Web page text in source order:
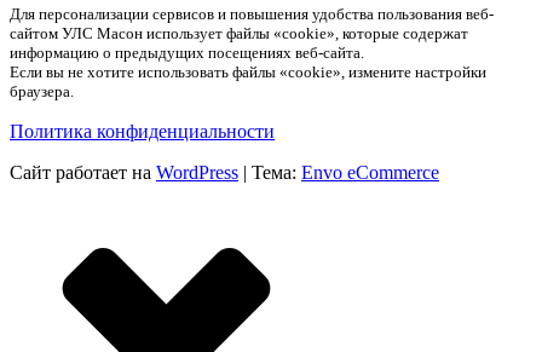
Для персонализации сервисов и повышения удобства пользования веб-
сайтом УЛС Масон использует файлы «cookie», которые содержат
информацию о предыдущих посещениях веб-сайта.
Если вы не хотите использовать файлы «cookie», измените настройки
браузера.
Политика конфиденциальности
Сайт работает на WordPress | Тема: Envo eCommerce